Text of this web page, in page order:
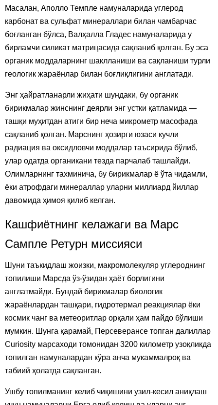
Масалан, Аполло Темпле намуналарида углерод
карбонат ва сульфат минераллари билан чамбарчас
боғланган бўлса, Валҳалла Гладес намуналарида у
бирламчи силикат матрицасида сақланиб қолган. Бу эса
органик моддаларнинг шаклланиши ва сақланиши турли
геологик жараёнлар билан боғлиқлигини англатади.
Энг ҳайратланарли жиҳати шундаки, бу органик
бирикмалар жинснинг деярли энг устки қатламида —
ташқи муҳитдан атиги бир неча микрометр масофада
сақланиб қолган. Марснинг ҳозирги юзаси кучли
радиация ва оксидловчи моддалар таъсирида бўлиб,
улар одатда органикани тезда парчалаб ташлайди.
Олимларнинг тахминича, бу бирикмалар ё ўта чидамли,
ёки атрофдаги минераллар уларни миллиард йиллар
давомида ҳимоя қилиб келган.
Кашфиётнинг келажаги ва Марс
Сампле Ретурн миссияси
Шуни таъкидлаш жоизки, макромолекуляр углероднинг
топилиши Марсда ўз-ўзидан ҳаёт борлигини
англатмайди. Бундай бирикмалар биологик
жараёнлардан ташқари, гидротермал реакциялар ёки
космик чанг ва метеоритлар орқали ҳам пайдо бўлиши
мумкин. Шунга қарамай, Персеверансе топган далиллар
Curiosity марсаходи томонидан 3200 километр узоқликда
топилган намуналардан кўра анча мукаммалроқ ва
табиий ҳолатда сақланган.
Ушбу топилманинг келиб чиқишини узил-кесил аниқлаш